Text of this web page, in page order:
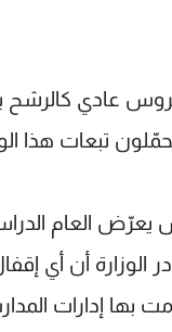
عادي
تبعات هذا
يعرّض العام
الوزارة أن أي
بها إدارات